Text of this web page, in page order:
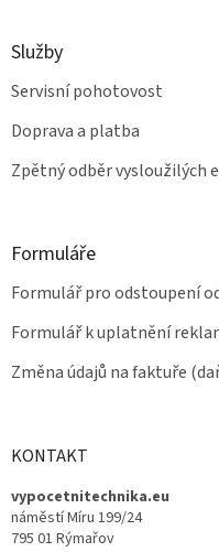
Služby
Servisní pohotovost
Doprava a platba
Zpětný odběr
Formuláře
Formulář pro odstoupení
Formulář k uplatnění
Změna údajů na faktuře
KONTAKT
vypocetnitechnika.eu
náměstí Míru 199/24
795 01 Rýmařov